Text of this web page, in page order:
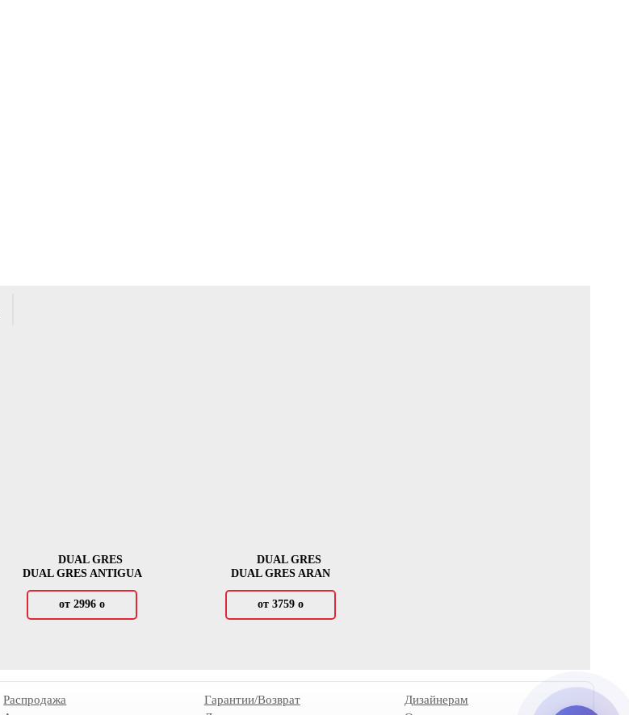
DUAL GRES
DUAL GRES ANTIGUA
от 2996о
DUAL GRES
DUAL GRES ARAN
от 3759о
Распродажа
Гарантии/Возврат
Дизайнерам